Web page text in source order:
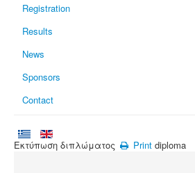
Registration
Results
News
Sponsors
Contact
Εκτύπωση διπλώματος Print diploma